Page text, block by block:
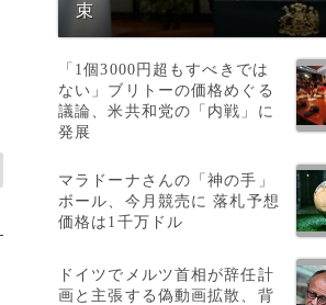
束
「1個3000円超もすべきでは
ない」ブリトーの価格めぐる
議論、米共和党の「内戦」に
発展
マラドーナさんの「神の手」
ボール、今月競売に 落札予想
価格は1千万ドル
ドイツでメルツ首相が辞任計
画と主張する偽動画拡散、背